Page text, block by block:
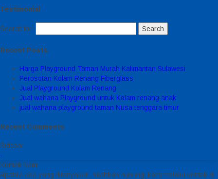
Testimonial
Search for:
Recent Posts
Harga Playground Taman Murah Kalimantan Sulawesi
Perosotan Kolam Renang Fiberglass
Jual Playground Kolam Renang
Jual wahana Playground untuk Kolam renang anak
jual wahana playground taman Nusa tenggara timur
Recent Comments
Sidebar
-
Kontak Kami
Apabila ada yang ditanyakan, silahkan hubungi kami melalui kontak di